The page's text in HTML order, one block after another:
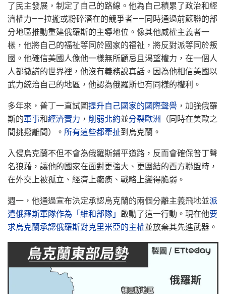
了民主發展，制定了自己的路線。他為自己積累了政治和經
濟權力——拉攏或粉碎潛在的競爭者——同時通過前蘇聯的部
分地區推動重建俄羅斯的主導地位。像其他威權主義者一
樣，他將自己的福祉等同於國家的福祉，將反對派等同於叛
國。他確信美國人像他一樣無所顧忌且渴望權力，在一個人
人都撒謊的世界裡，他沒有義務說真話。因為他相信美國以
武力統治自己的地區，他認為俄羅斯也有同樣的權利。
多年來，普丁一直試圖提升自己國家的國際聲譽 ，加強俄羅
斯的軍事和經濟實力 ， 削弱北約並分裂歐洲 （同時在美歐之
間挑撥離間）。 所有這些都牽扯到烏克蘭。
入侵烏克蘭不但不會為俄羅斯鋪平道路，反而會確保普丁聲
名狼藉，讓他的國家在面對更強大、更團結的西方聯盟時，
在外交上被孤立、經濟上癱瘓、戰略上變得脆弱。
週一，他通過宣布決定承認烏克蘭的兩個分離主義飛地並派
遣俄羅斯軍隊作為「維和部隊」 啟動了這一行動。現在他要
求烏克蘭承認俄羅斯對克里米亞的主權並放棄其先進武器。